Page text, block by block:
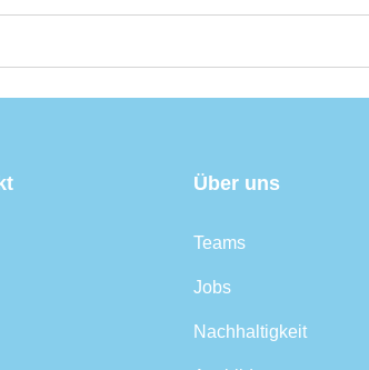
Über uns
Teams
Jobs
Nachhaltigkeit